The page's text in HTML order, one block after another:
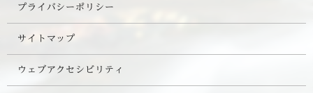
プライバシーポリシー
サイトマップ
ウェブアクセシビリティ